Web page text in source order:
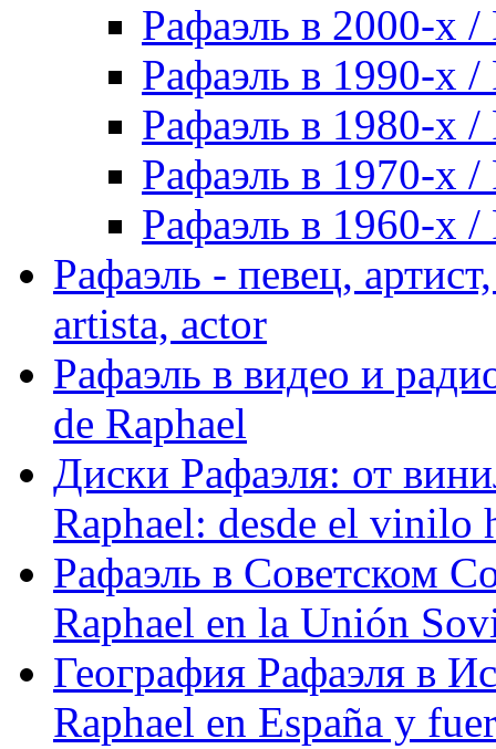
Рафаэль в 2000-х /
Рафаэль в 1990-х /
Рафаэль в 1980-х /
Рафаэль в 1970-х /
Рафаэль в 1960-х /
Рафаэль - певец,
artista, actor
Рафаэль в видео и
de Raphael
Диски Рафаэля: от
Raphael: desde el vinilo
Рафаэль в Советском
Raphael en la Unión
География Рафаэля в
Raphael en España y